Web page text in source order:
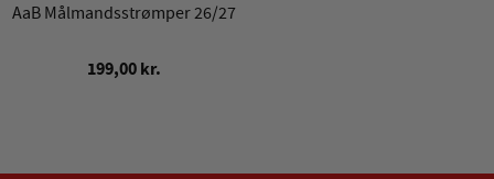
AaB Målmandsstrømper 26/27
199,00 kr.